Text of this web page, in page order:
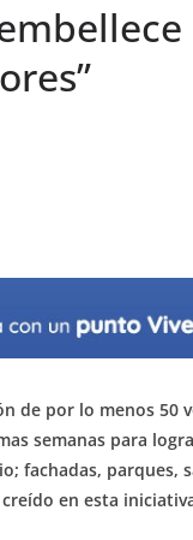
de por lo menos 50
semanas para
fachadas,
en esta